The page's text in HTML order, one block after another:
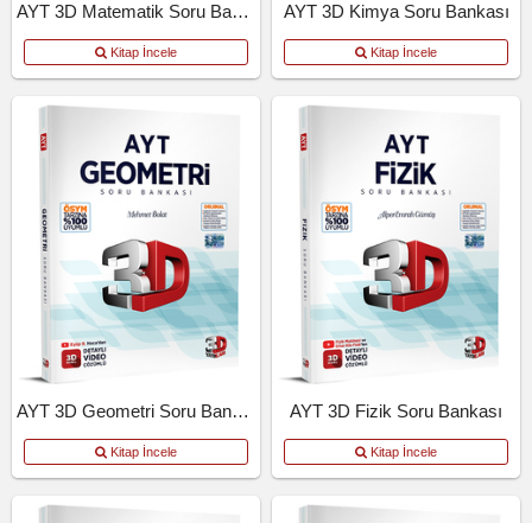
AYT 3D Matematik Soru Bankası
Kitap İncele
AYT 3D Kimya Soru Bankası
Kitap İncele
AYT 3D Geometri Soru Bankası
Kitap İncele
AYT 3D Fizik Soru Bankası
Kitap İncele